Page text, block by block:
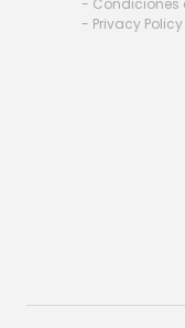
- Condiciones
- Privacy Policy